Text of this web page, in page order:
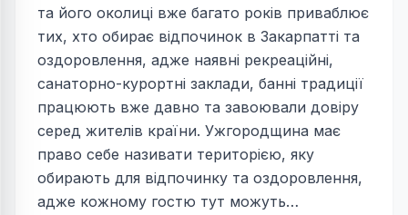
та його околиці вже багато років приваблює
тих, хто обирає відпочинок в Закарпатті та
оздоровлення, адже наявні рекреаційні,
санаторно-курортні заклади, банні традиції
працюють вже давно та завоювали довіру
серед жителів країни. Ужгородщина має
право себе називати територією, яку
обирають для відпочинку та оздоровлення,
адже кожному гостю тут можуть